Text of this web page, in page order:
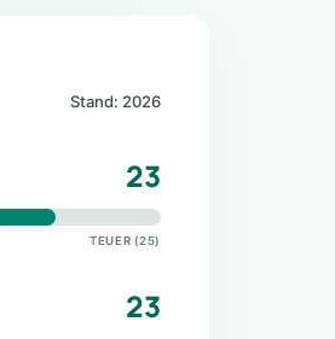
Stand: 2026
23
TEUER (25)
23